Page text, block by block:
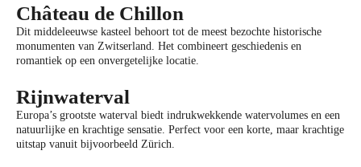
Château de Chillon
Dit middeleeuwse kasteel behoort tot de meest bezochte historische
monumenten van Zwitserland. Het combineert geschiedenis en
romantiek op een onvergetelijke locatie.
Rijnwaterval
Europa’s grootste waterval biedt indrukwekkende watervolumes en een
natuurlijke en krachtige sensatie. Perfect voor een korte, maar krachtige
uitstap vanuit bijvoorbeeld Zürich.